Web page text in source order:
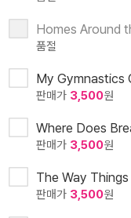
Homes Around
품절
My Gymnastics
판매가 3,500원
Where Does
판매가 3,500원
The Way
판매가 3,500원